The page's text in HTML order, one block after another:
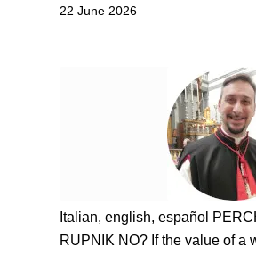
22 June 2026
Italian, english, español
RUPNIK NO? If the value of a